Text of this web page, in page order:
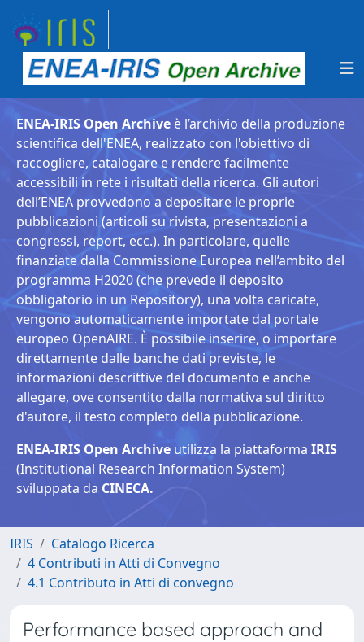
ENEA-IRIS Open Archive è l’archivio della produzione
scientifica dell'ENEA, realizzato con l'obiettivo di
raccogliere, catalogare e rendere facilmente
accessibili in rete i risultati della ricerca. Gli autori
dell’ENEA provvedono a depositare le proprie
pubblicazioni (articoli su rivista, presentazioni a
congressi, report, ecc.). In particolare, quelle
finanziate dalla Commissione Europea nell’ambito del
programma H2020 (che prevede il deposito
obbligatorio in un Repository), una volta caricate,
vengono automaticamente importate dal portale
europeo OpenAIRE. È possibile inserire, o importare
direttamente dalle banche dati previste, le
informazioni descrittive del documento e anche
allegare, ove consentito dalla normativa sul diritto
d'autore, il testo completo della pubblicazione.
ENEA-IRIS Open Archive utilizza la piattaforma IRIS
(Institutional Research Information System)
sviluppata da CINECA.
IRIS
Catalogo Ricerca
4 Contributi in Atti di Convegno
4.1 Contributo in Atti di convegno
Performance based approach and